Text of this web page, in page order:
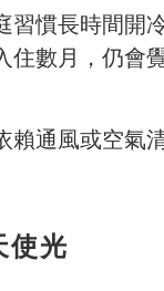
慣長時間
數月，仍會
通風或空氣
使光